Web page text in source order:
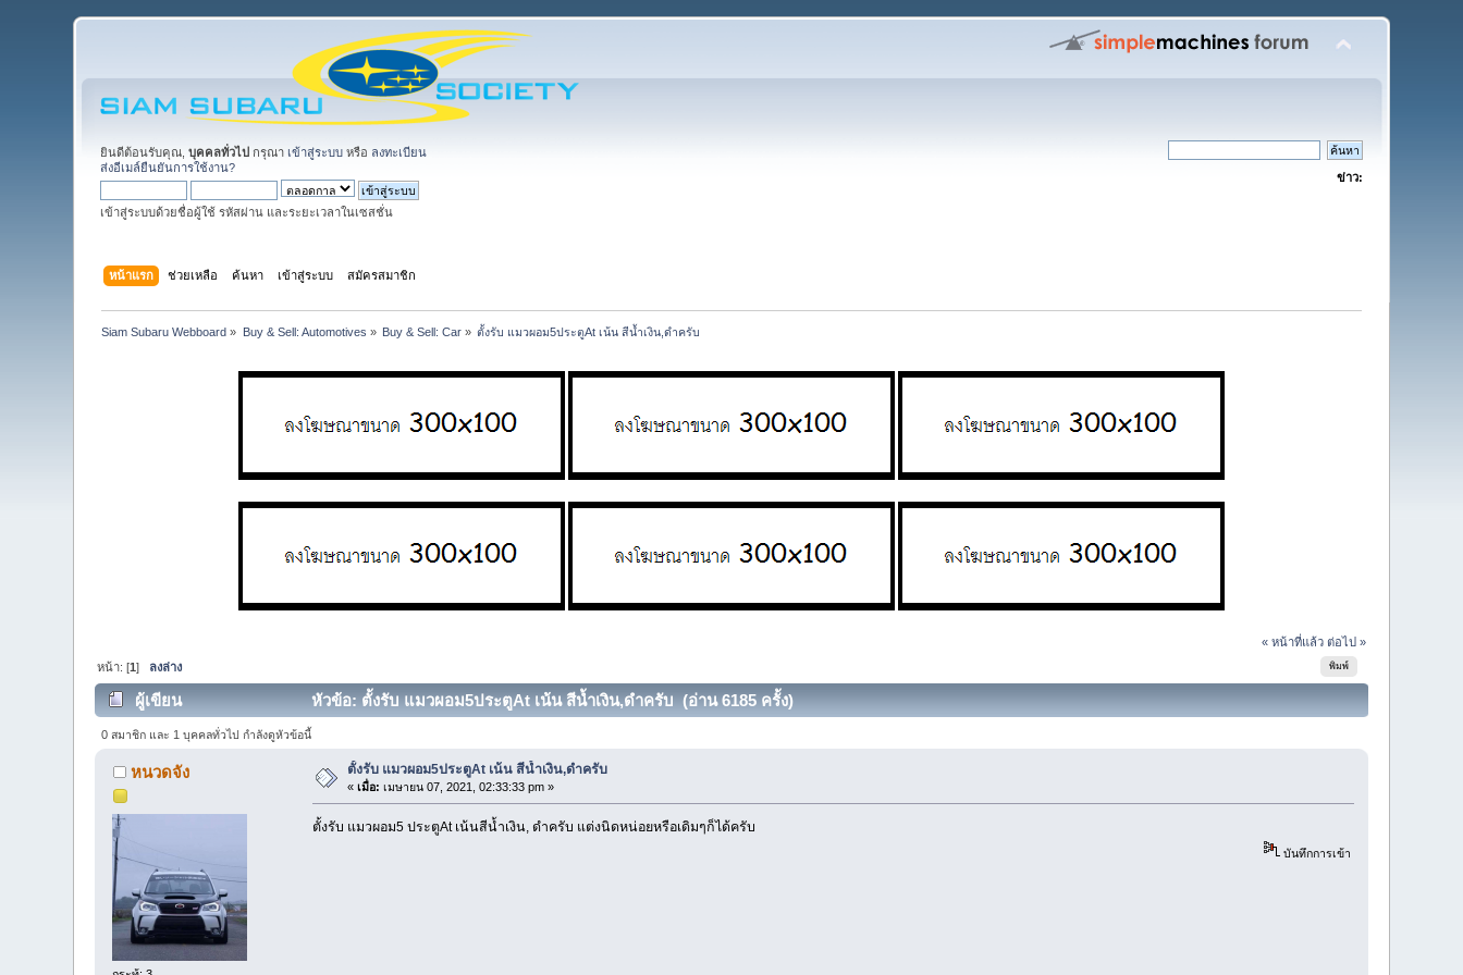
ยินดีต้อนรับคุณ,บุคคลทั่วไป กรุณา เข้าสู่ระบบ หรือ ลงทะเบียน
ส่งอีเมล์ยืนยันการใช้งาน?
เข้าสู่ระบบด้วยชื่อผู้ใช้ รหัสผ่าน และระยะเวลาในเซสชั่น
ข่าว:
หน้าแรก ช่วยเหลือ ค้นหา เข้าสู่ระบบ สมัครสมาชิก
Siam Subaru Webboard » Buy & Sell: Automotives » Buy & Sell: Car » ตั้งรับ​ แมวผอม5ประตู​At เน้น​ สีน้ำเงิน​,ดำ​ครับ​
« หน้าที่แล้ว ต่อไป »
พิมพ์
หน้า: [1] ลงล่าง
ผู้เขียน หัวข้อ: ตั้งรับ​ แมวผอม5ประตู​At เน้น​ สีน้ำเงิน​,ดำ​ครับ​ (อ่าน 6185 ครั้ง)
0 สมาชิก และ 1 บุคคลทั่วไป กำลังดูหัวข้อนี้
หนวดจัง ตั้งรับ​ แมวผอม5ประตู​At เน้น​ สีน้ำเงิน​,ดำ​ครับ​
«เมื่อ: เมษายน 07, 2021, 02:33:33 pm »
ตั้งรับ​ แมวผอม​5 ประตู​At เน้นสีน้ำเงิน, ดำ​ครับ​ แต่งนิดหน่อย​หรือเดิมๆก็ได้ครับ
บันทึกการเข้า